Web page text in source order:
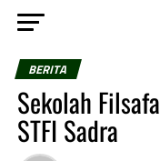
BERITA
Sekolah
STFI Sadra